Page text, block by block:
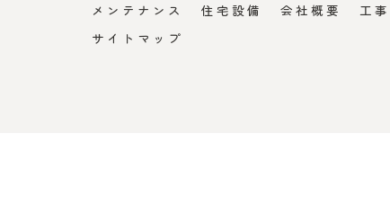
メンテナンス
住宅設備 会社概要 工
サイトマップ